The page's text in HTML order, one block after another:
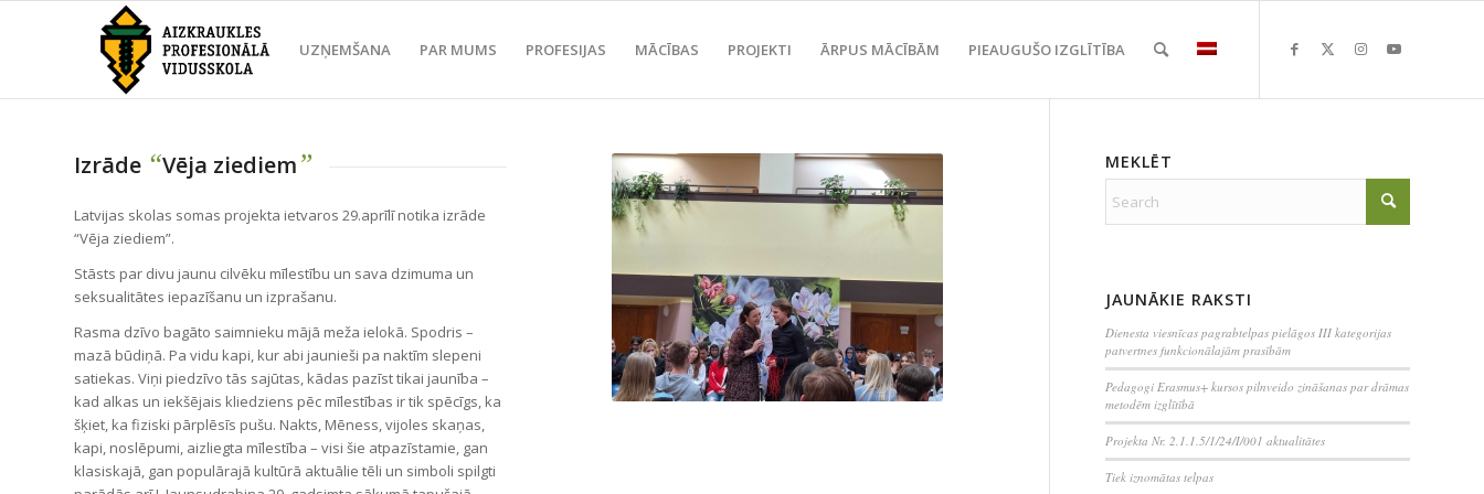
UZŅEMŠANA PAR MUMS PROFESIJAS MĀCĪBAS PROJEKTI ĀRPUS MĀCĪBĀM PIEAUGUŠO IZGLĪTĪBA
Izrāde “Vēja ziediem”
Latvijas skolas somas projekta ietvaros 29.aprīlī notika izrāde
“Vēja ziediem”.
Stāsts par divu jaunu cilvēku mīlestību un sava dzimuma un
seksualitātes iepazīšanu un izprašanu.
Rasma dzīvo bagāto saimnieku mājā meža ielokā. Spodris –
mazā būdiņā. Pa vidu kapi, kur abi jaunieši pa naktīm slepeni
satiekas. Viņi piedzīvo tās sajūtas, kādas pazīst tikai jaunība –
kad alkas un iekšējais kliedziens pēc mīlestības ir tik spēcīgs, ka
šķiet, ka fiziski pārplēsīs pušu. Nakts, Mēness, vijoles skaņas,
kapi, noslēpumi, aizliegta mīlestība – visi šie atpazīstamie, gan
klasiskajā, gan populārajā kultūrā aktuālie tēli un simboli spilgti
MEKLĒT
JAUNĀKIE RAKSTI
Dienesta viesnīcas pagrabtelpas pielāgos III kategorijas
patvertnes funkcionālajām prasībām
Pedagogi Erasmus+ kursos pilnveido zināšanas par drāmas
metodēm izglītībā
Projekta Nr. 2.1.1.5/1/24/I/001 aktualitātes
Tiek iznomātas telpas